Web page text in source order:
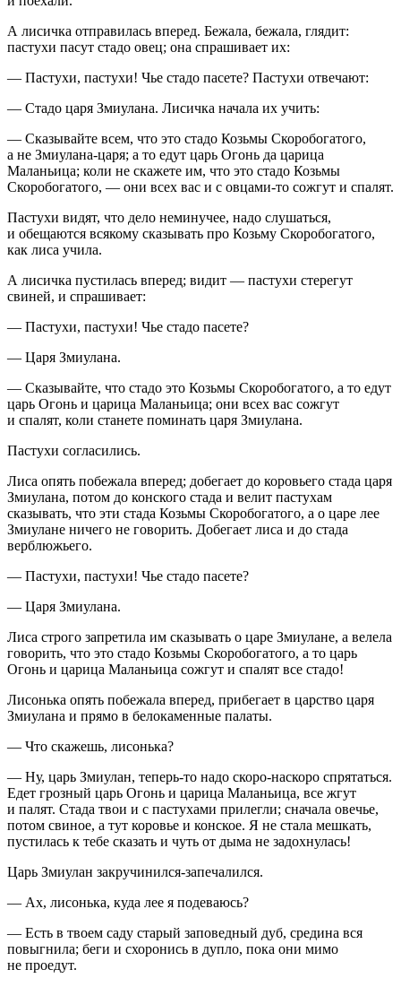
А лисичка отправилась вперед. Бежала, бежала, глядит:
пастухи пасут стадо овец; она спрашивает их:
— Пастухи, пастухи! Чье стадо пасете? Пастухи отвечают:
— Стадо царя Змиулана. Лисичка начала их учить:
— Сказывайте всем, что это стадо Козьмы Скоробогатого,
а не Змиулана-царя; а то едут царь Огонь да царица
Маланьица; коли не скажете им, что это стадо Козьмы
Скоробогатого, — они всех вас и с овцами-то сожгут и спалят.
Пастухи видят, что дело неминучее, надо слушаться,
и обещаются всякому сказывать про Козьму Скоробогатого,
как лиса учила.
А лисичка пустилась вперед; видит — пастухи стерегут
свиней, и спрашивает:
— Пастухи, пастухи! Чье стадо пасете?
— Царя Змиулана.
— Сказывайте, что стадо это Козьмы Скоробогатого, а то едут
царь Огонь и царица Маланьица; они всех вас сожгут
и спалят, коли станете поминать царя Змиулана.
Пастухи согласились.
Лиса опять побежала вперед; добегает до коровьего стада царя
Змиулана, потом до конского стада и велит пастухам
сказывать, что эти стада Козьмы Скоробогатого, а о царе лее
Змиулане ничего не говорить. Добегает лиса и до стада
верблюжьего.
— Пастухи, пастухи! Чье стадо пасете?
— Царя Змиулана.
Лиса строго запретила им сказывать о царе Зми­улане, а велела
говорить, что это стадо Козьмы Скоробогатого, а то царь
Огонь и царица Маланьица сожгут и спалят все стадо!
Лисонька опять побежала вперед, прибегает в царство царя
Змиулана и прямо в белокаменные палаты.
— Что скажешь, лисонька?
— Ну, царь Змиулан, теперь-то надо скоро-наскоро спрятаться.
Едет грозный царь Огонь и царица Маланьица, все жгут
и палят. Стада твои и с пастухами прилегли; сначала овечье,
потом свиное, а тут коровье и конское. Я не стала мешкать,
пустилась к тебе сказать и чуть от дыма не задохнулась!
Царь Змиулан закручинился-запечалился.
— Ах, лисонька, куда лее я подеваюсь?
— Есть в твоем саду старый заповедный дуб, средина вся
повыгнила; беги и схоронись в дупло, пока они мимо
не проедут.